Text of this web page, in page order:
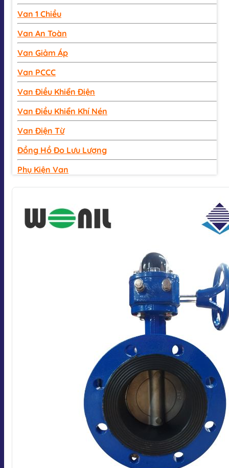
Van 1 Chiều
Van An Toàn
Van Giảm Áp
Van PCCC
Van Điều Khiển Điện
Van Điều Khiển Khí Nén
Van Điện Từ
Đồng Hồ Đo Lưu Lượng
Phụ Kiện Van